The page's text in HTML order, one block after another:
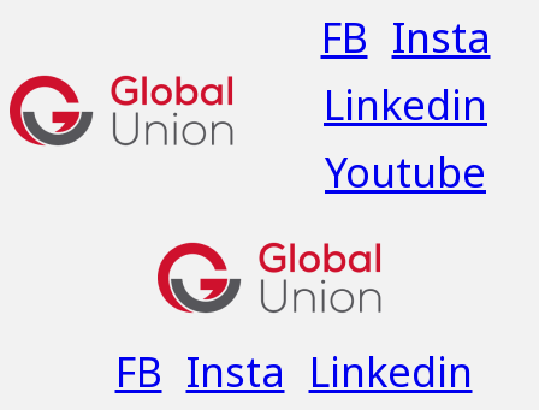
FB Insta
Linkedin
Youtube
FB Insta Linkedin